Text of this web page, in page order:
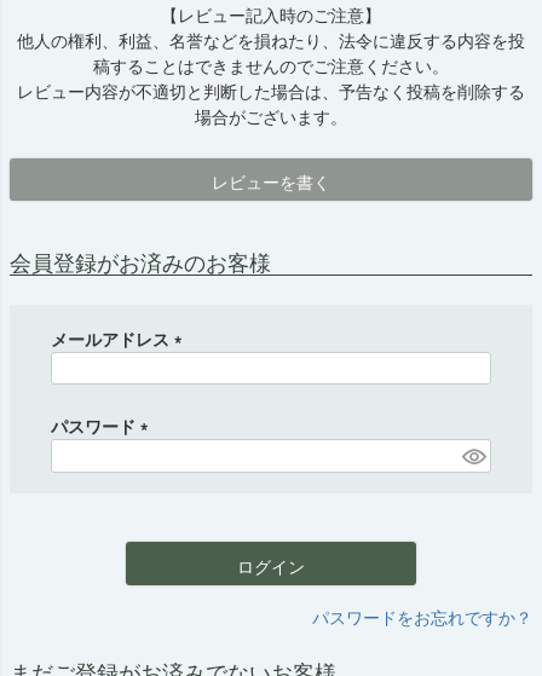
【レビュー記入時のご注意】
他人の権利、利益、名誉などを損ねたり、法令に違反する内容を投
稿することはできませんのでご注意ください。
レビュー内容が不適切と判断した場合は、予告なく投稿を削除する
場合がございます。
レビューを書く
会員登録がお済みのお客様
メールアドレス
)
パスワード
ログイン
パスワードをお忘れですか？